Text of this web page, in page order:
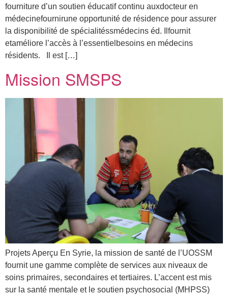
fourniture d’un soutien éducatif continu auxdocteur en
médecinefournirune opportunité de résidence pour assurer
la disponibilité de spécialitéssmédecins éd. Ilfournit
etaméliore l’accès à l’essentielbesoins en médecins
résidents. Il est […]
Mission SMSPS
Projets Aperçu En Syrie, la mission de santé de l’UOSSM
fournit une gamme complète de services aux niveaux de
soins primaires, secondaires et tertiaires. L’accent est mis
sur la santé mentale et le soutien psychosocial (MHPSS)